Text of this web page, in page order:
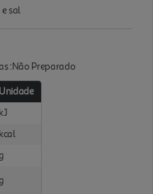
sal
:Não Preparado
Unidade
kJ
kcal